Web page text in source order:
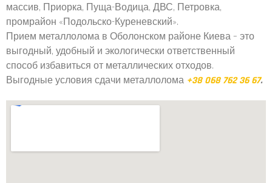
массив, Приорка, Пуща-Водица, ДВС, Петровка,
промрайон «Подольско-Куреневский».
Прием металлолома в Оболонском районе Киева – это
выгодный, удобный и экологически ответственный
способ избавиться от металлических отходов.
Выгодные условия сдачи металлолома +38 068 762 36 67.